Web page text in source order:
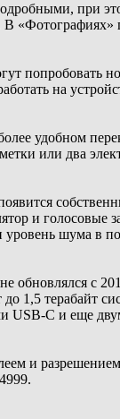
при
«Фотографиях»
попробовать
на
удобном
или два
и
уровень шума в
с
1,5 терабайт
USB-C и еще
и